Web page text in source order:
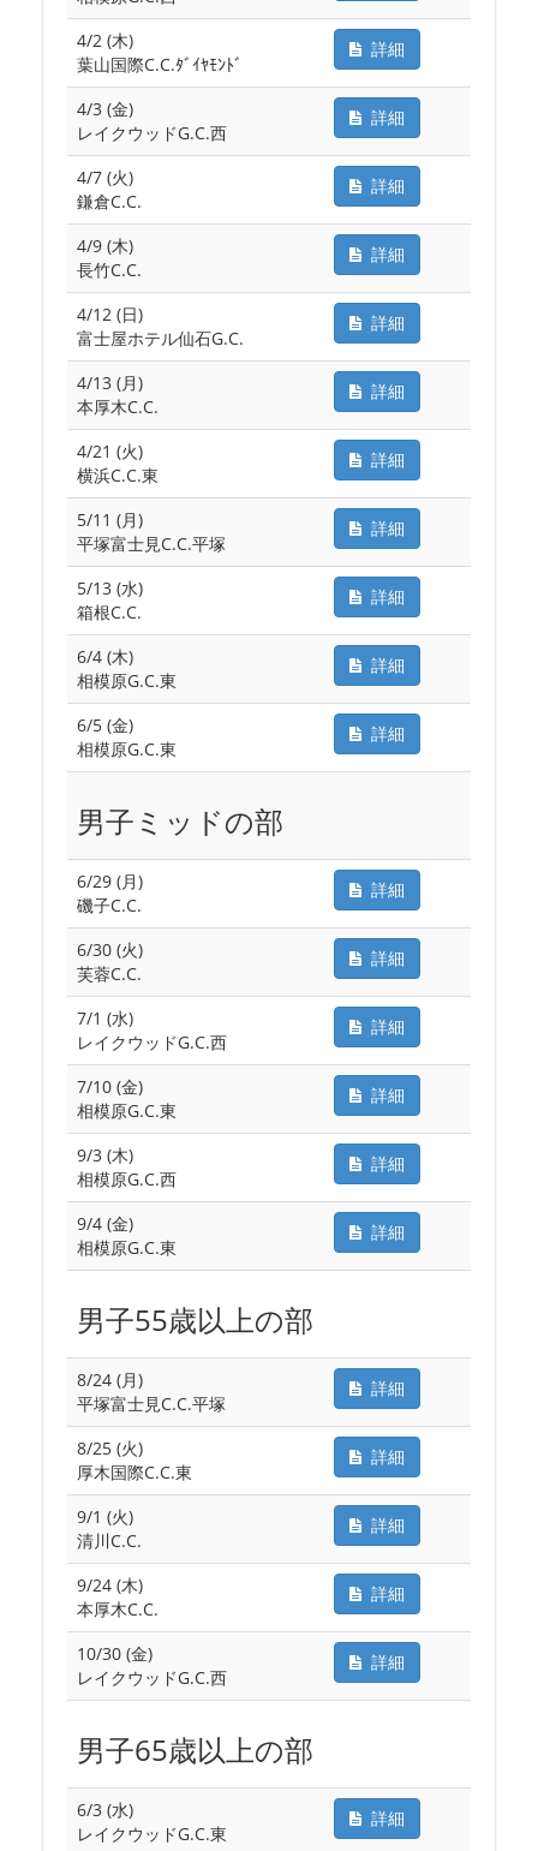
4/2 (木)
葉山国際C.C.ﾀﾞｲﾔﾓﾝﾄﾞ
詳細
4/3 (金)
レイクウッドG.C.西
詳細
4/7 (火)
鎌倉C.C.
詳細
4/9 (木)
長竹C.C.
詳細
4/12 (日)
富士屋ホテル仙石G.C.
詳細
4/13 (月)
本厚木C.C.
詳細
4/21 (火)
横浜C.C.東
詳細
5/11 (月)
平塚富士見C.C.平塚
詳細
5/13 (水)
箱根C.C.
詳細
6/4 (木)
相模原G.C.東
詳細
6/5 (金)
相模原G.C.東
詳細
男子ミッドの部
6/29 (月)
磯子C.C.
詳細
6/30 (火)
芙蓉C.C.
詳細
7/1 (水)
レイクウッドG.C.西
詳細
7/10 (金)
相模原G.C.東
詳細
9/3 (木)
相模原G.C.西
詳細
9/4 (金)
相模原G.C.東
詳細
男子55歳以上の部
8/24 (月)
平塚富士見C.C.平塚
詳細
8/25 (火)
厚木国際C.C.東
詳細
9/1 (火)
清川C.C.
詳細
9/24 (木)
本厚木C.C.
詳細
10/30 (金)
レイクウッドG.C.西
詳細
男子65歳以上の部
6/3 (水)
レイクウッドG.C.東
詳細